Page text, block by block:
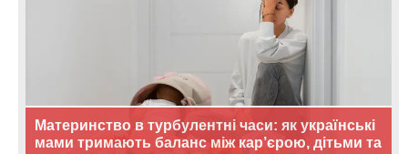
Материнство в турбулентні часи: як українські
мами тримають баланс між кар’єрою, дітьми та